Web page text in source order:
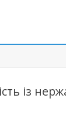
із